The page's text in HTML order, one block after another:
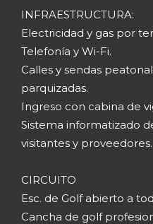
INFRAESTRUCTURA:
Electricidad y gas por
Telefonía y Wi-Fi.
Calles y sendas
parquizadas.
Ingreso con cabina de
Sistema informatizado
visitantes y proveedores.
CIRCUITO
Esc. de Golf abierto a
Cancha de golf